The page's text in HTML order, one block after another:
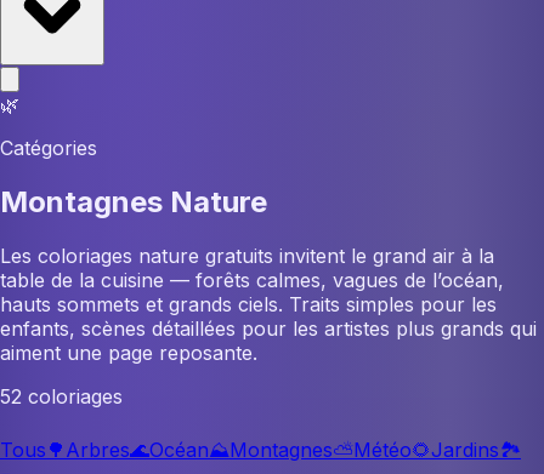
🌿
Catégories
Montagnes Nature
Les coloriages nature gratuits invitent le grand air à la
table de la cuisine — forêts calmes, vagues de l’océan,
hauts sommets et grands ciels. Traits simples pour les
enfants, scènes détaillées pour les artistes plus grands qui
aiment une page reposante.
52 coloriages
Tous 🌳 Arbres🌊Océan⛰️Montagnes⛅Météo🌻Jardins🏞️